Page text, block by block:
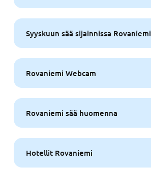
Syyskuun sää sijainnissa Rovaniemi
Rovaniemi Webcam
Rovaniemi sää huomenna
Hotellit Rovaniemi